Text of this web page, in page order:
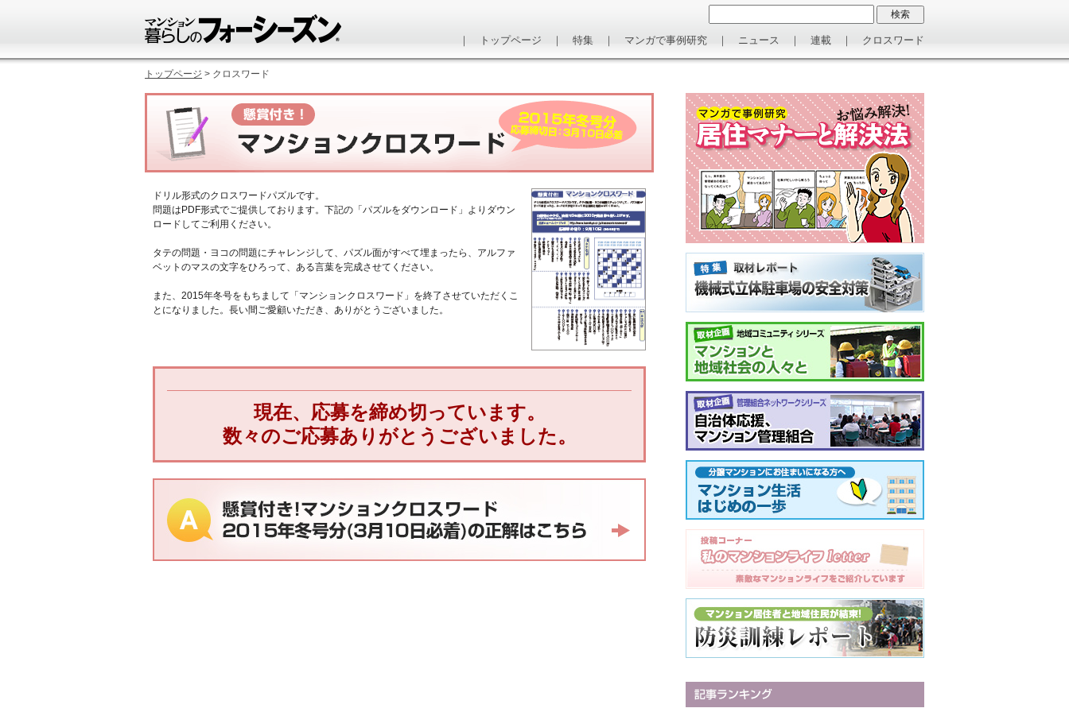
｜ トップページ ｜ 特集 ｜ マンガで事例研究 ｜ ニュース ｜ 連載 ｜ クロスワード
トップページ > クロスワード
ドリル形式のクロスワードパズルです。
問題はPDF形式でご提供しております。下記の「パズルをダウンロード」よりダウン
ロードしてご利用ください。
タテの問題・ヨコの問題にチャレンジして、パズル面がすべて埋まったら、アルファ
ベットのマスの文字をひろって、ある言葉を完成させてください。
また、2015年冬号をもちまして「マンションクロスワード」を終了させていただくこ
とになりました。長い間ご愛顧いただき、ありがとうございました。
現在、応募を締め切っています。
数々のご応募ありがとうございました。